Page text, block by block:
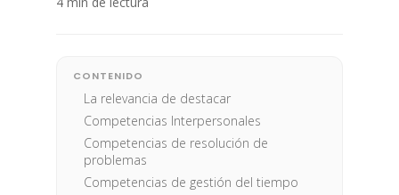
CONTENIDO
La relevancia de destacar
Competencias Interpersonales
Competencias de resolución de
problemas
Competencias de gestión del tiempo